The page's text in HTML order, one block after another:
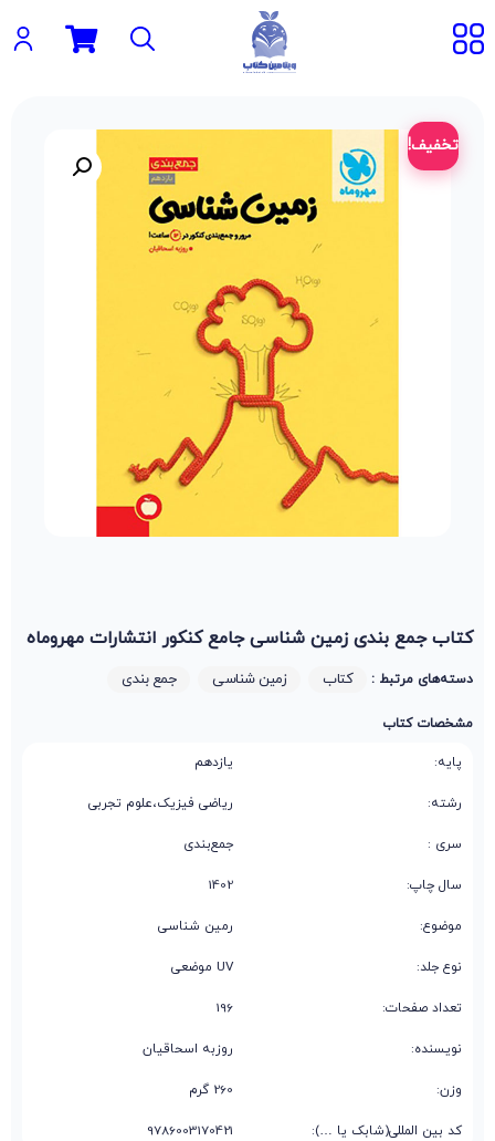
تخفیف!
کتاب جمع بندی زمین شناسی جامع کنکور انتشارات مهروماه
دسته‌های مرتبط : کتاب زمین شناسی جمع بندی
مشخصات کتاب
پایه: یازدهم
رشته: ریاضی فیزیک،علوم تجربی
سری : جمع‌بندی
سال چاپ: 1402
موضوع: رمین شناسی
نوع جلد: UV موضعی
تعداد صفحات: 196
نویسنده: روزبه اسحاقیان
وزن: 260 گرم
کد بین المللی(شابک یا …): 9786003170421